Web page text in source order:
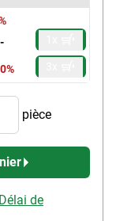
-
pièce
de